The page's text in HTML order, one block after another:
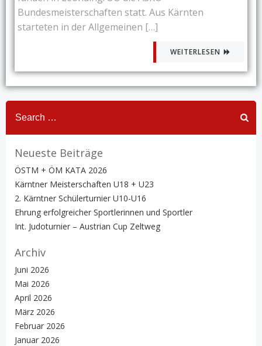
Bundesmeisterschaften statt. Aus Kärnten
starteten in der Allgemeinen […]
WEITERLESEN
Search
for:
Neueste Beiträge
ÖSTM + ÖM KATA 2026
Kärntner Meisterschaften U18 + U23
2. Kärntner Schülerturnier U10-U16
Ehrung erfolgreicher Sportlerinnen und Sportler
Int. Judoturnier – Austrian Cup Zeltweg
Archiv
Juni 2026
Mai 2026
April 2026
März 2026
Februar 2026
Januar 2026